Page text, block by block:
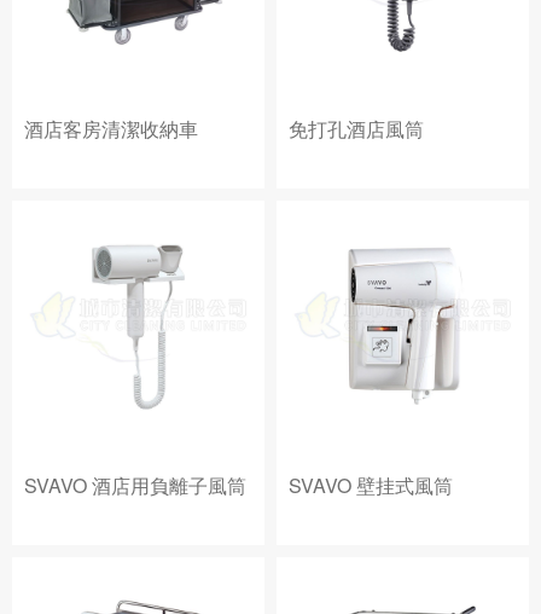
酒店客房清潔收納車 免打孔酒店風筒
SVAVO 酒店用負離子風筒 SVAVO 壁挂式風筒